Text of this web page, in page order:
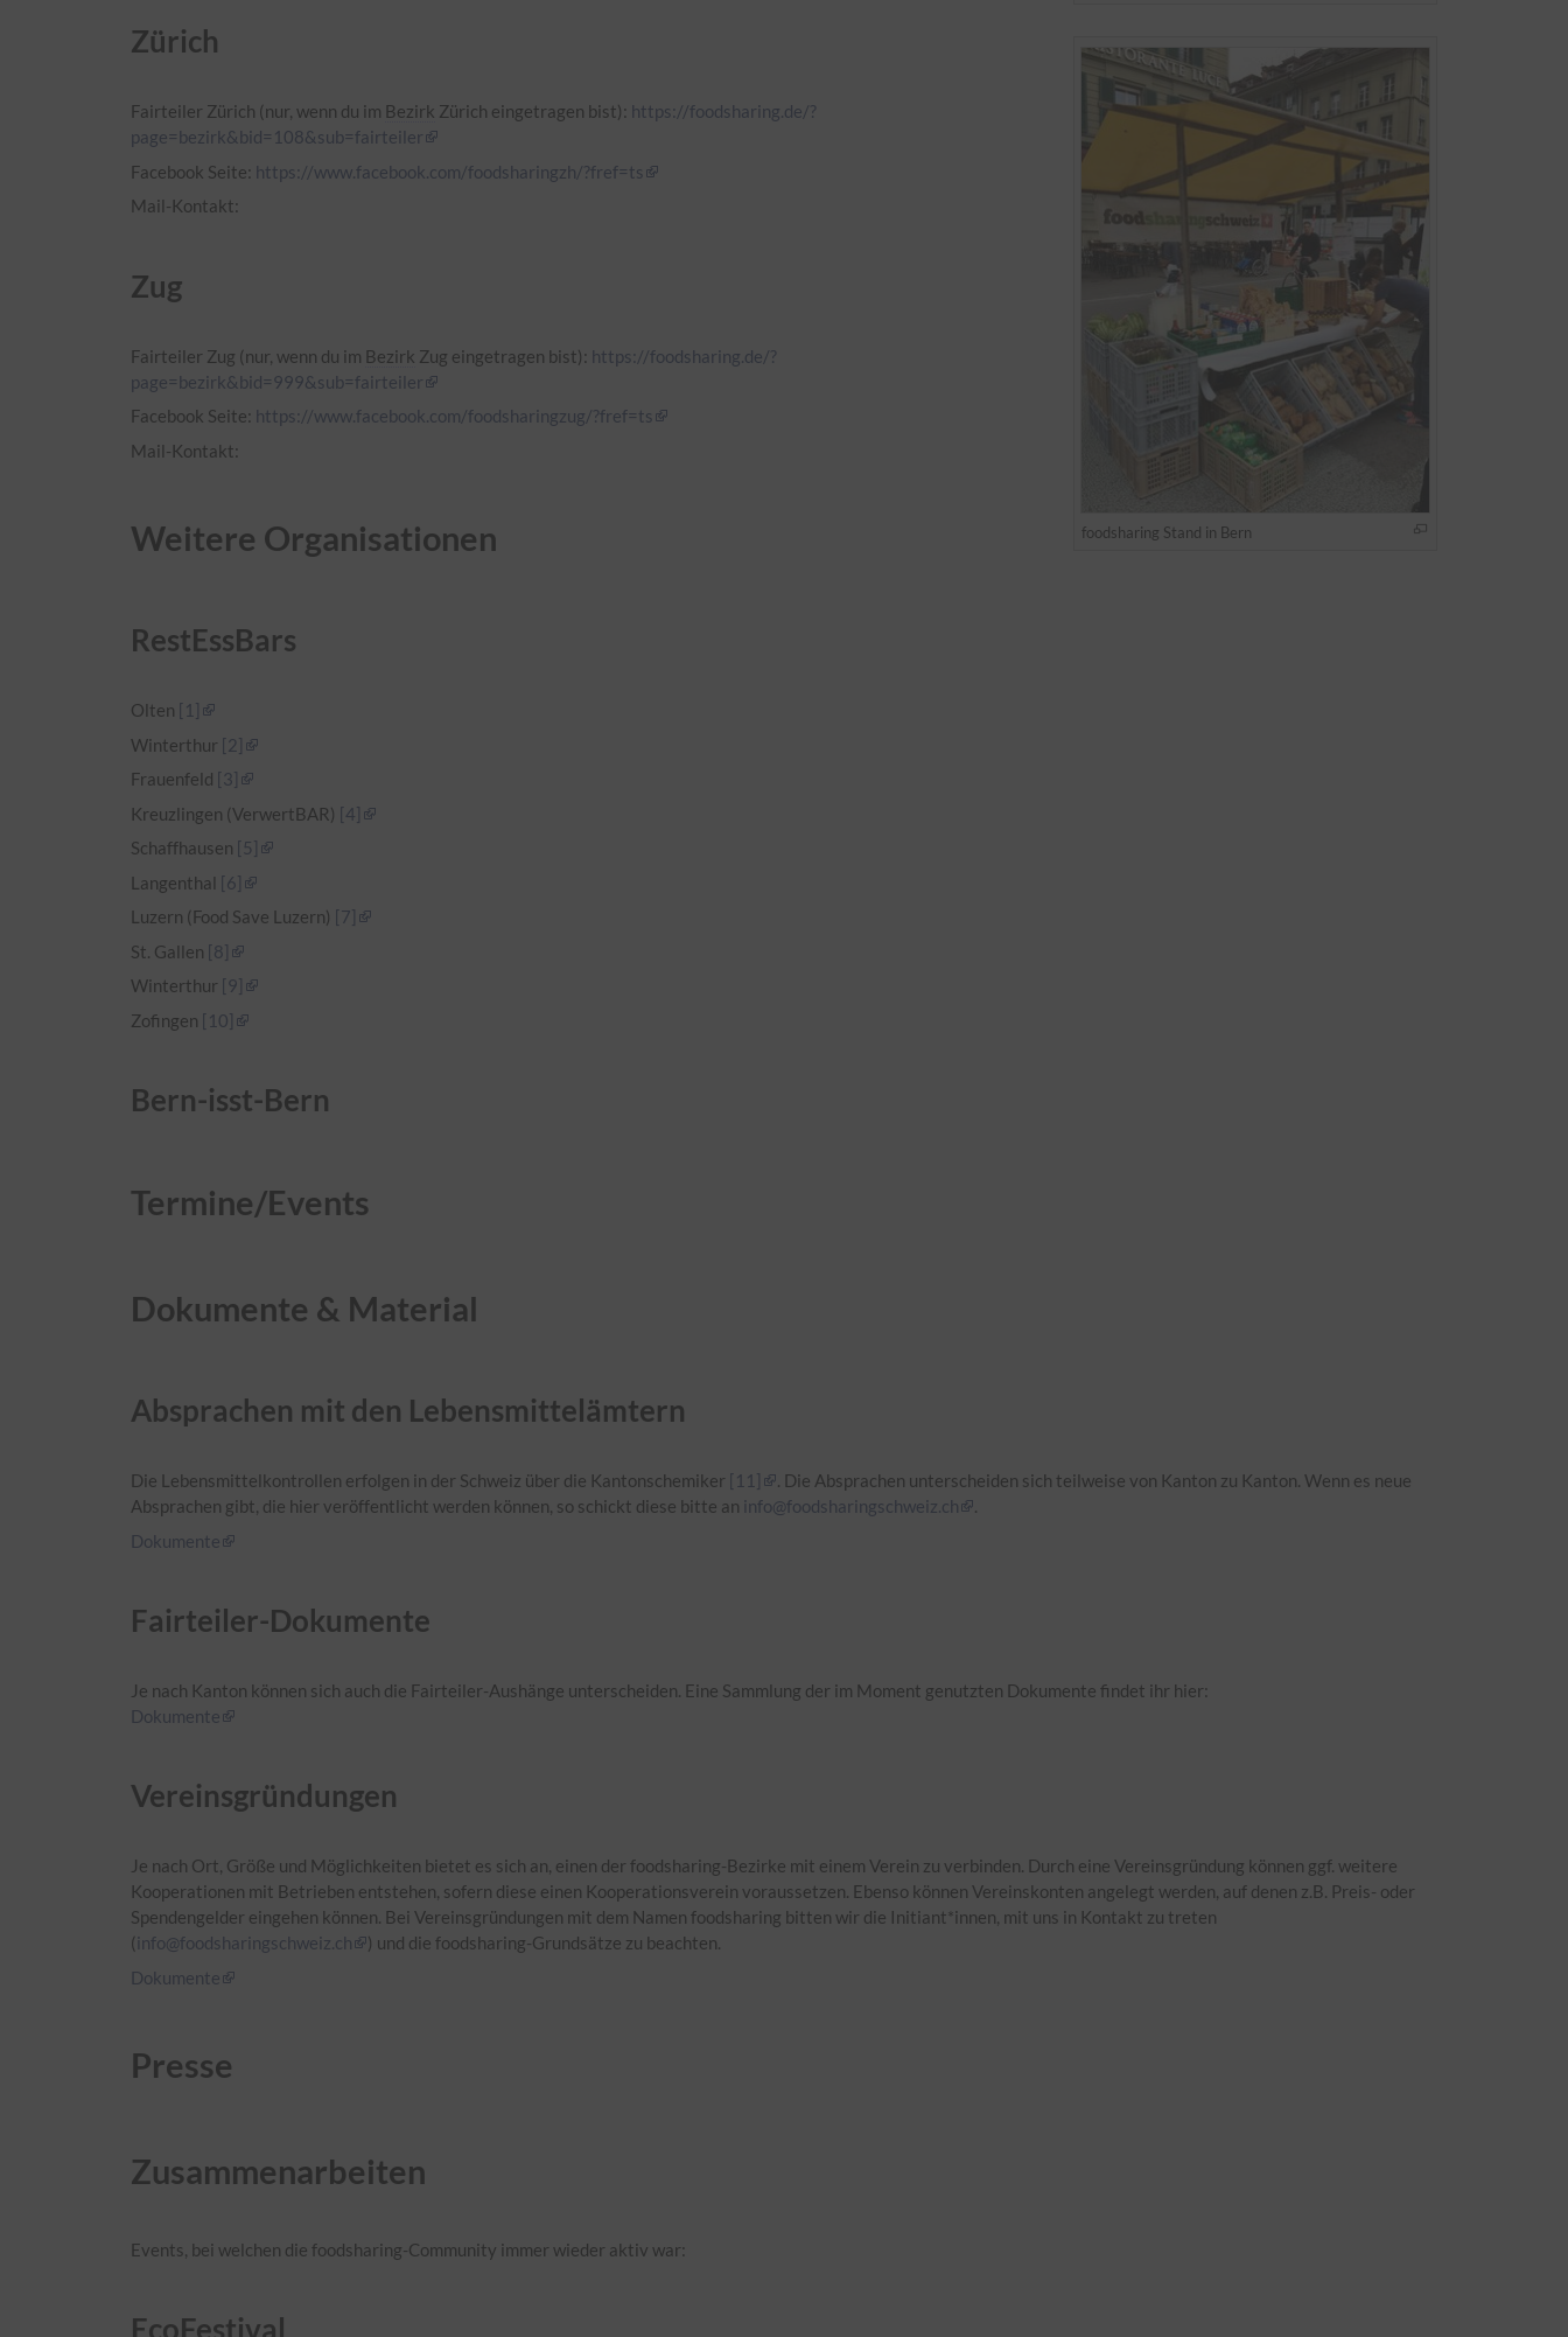
foodsharing Stand in Bern
Zürich
Fairteiler Zürich (nur, wenn du im Bezirk Zürich eingetragen bist): https://foodsharing.de/?
page=bezirk&bid=108&sub=fairteiler
Facebook Seite: https://www.facebook.com/foodsharingzh/?fref=ts
Mail-Kontakt:
Zug
Fairteiler Zug (nur, wenn du im Bezirk Zug eingetragen bist): https://foodsharing.de/?
page=bezirk&bid=999&sub=fairteiler
Facebook Seite: https://www.facebook.com/foodsharingzug/?fref=ts
Mail-Kontakt:
Weitere Organisationen
RestEssBars
Olten [1]
Winterthur [2]
Frauenfeld [3]
Kreuzlingen (VerwertBAR) [4]
Schaffhausen [5]
Langenthal [6]
Luzern (Food Save Luzern) [7]
St. Gallen [8]
Winterthur [9]
Zofingen [10]
Bern-isst-Bern
Termine/Events
Dokumente & Material
Absprachen mit den Lebensmittelämtern
Die Lebensmittelkontrollen erfolgen in der Schweiz über die Kantonschemiker [11]
. Die Absprachen unterscheiden sich teilweise von Kanton zu Kanton. Wenn es neue
Absprachen gibt, die hier veröffentlicht werden können, so schickt diese bitte an info@foodsharingschweiz.ch
.
Dokumente
Fairteiler-Dokumente
Je nach Kanton können sich auch die Fairteiler-Aushänge unterscheiden. Eine Sammlung der im Moment genutzten Dokumente findet ihr hier:
Dokumente
Vereinsgründungen
Je nach Ort, Größe und Möglichkeiten bietet es sich an, einen der foodsharing-Bezirke mit einem Verein zu verbinden. Durch eine Vereinsgründung können ggf. weitere
Kooperationen mit Betrieben entstehen, sofern diese einen Kooperationsverein voraussetzen. Ebenso können Vereinskonten angelegt werden, auf denen z.B. Preis- oder
Spendengelder eingehen können. Bei Vereinsgründungen mit dem Namen foodsharing bitten wir die Initiant*innen, mit uns in Kontakt zu treten
( info@foodsharingschweiz.ch
) und die foodsharing-Grundsätze zu beachten.
Dokumente
Presse
Zusammenarbeiten
Events, bei welchen die foodsharing-Community immer wieder aktiv war:
EcoFestival